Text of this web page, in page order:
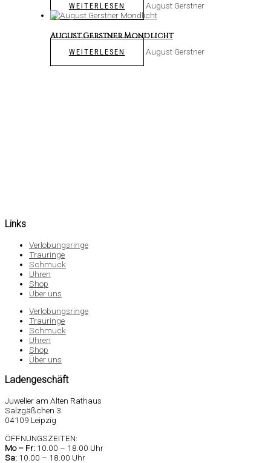
WEITERLESEN August Gerstner
August Gerstner Mondlicht
WEITERLESEN August Gerstner
Links
Verlobungsringe
Trauringe
Schmuck
Uhren
Shop
Über uns
Verlobungsringe
Trauringe
Schmuck
Uhren
Shop
Über uns
Ladengeschäft
Juwelier am Alten Rathaus
Salzgäßchen 3
04109 Leipzig
ÖFFNUNGSZEITEN:
Mo – Fr: 10.00 – 18.00 Uhr
Sa: 10.00 – 18.00 Uhr